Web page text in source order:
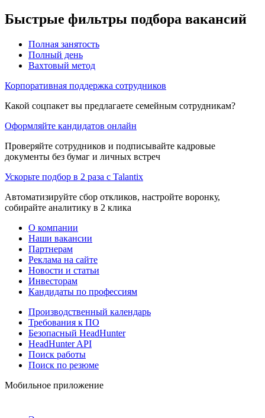
Быстрые фильтры подбора вакансий
Полная занятость
Полный день
Вахтовый метод
Корпоративная поддержка сотрудников
Какой соцпакет вы предлагаете семейным сотрудникам?
Оформляйте кандидатов онлайн
Проверяйте сотрудников и подписывайте кадровые
документы без бумаг и личных встреч
Ускорьте подбор в 2 раза с Talantix
Автоматизируйте сбор откликов, настройте воронку,
собирайте аналитику в 2 клика
О компании
Наши вакансии
Партнерам
Реклама на сайте
Новости и статьи
Инвесторам
Кандидаты по профессиям
Производственный календарь
Требования к ПО
Безопасный HeadHunter
HeadHunter API
Поиск работы
Поиск по резюме
Мобильное приложение